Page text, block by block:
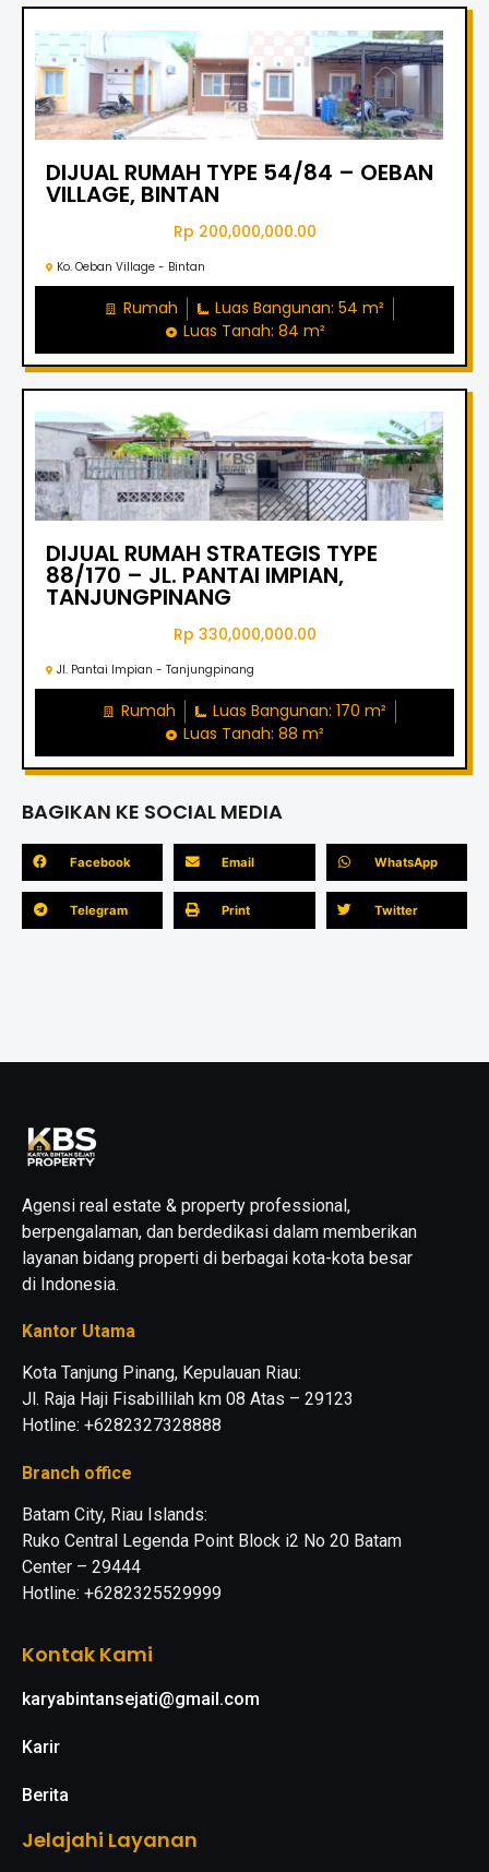
DIJUAL RUMAH TYPE 54/84 – OEBAN
VILLAGE, BINTAN
Rp 200,000,000.00
Ko. Oeban Village - Bintan
Rumah
Luas Bangunan: 54 m²
Luas Tanah: 84 m²
DIJUAL RUMAH STRATEGIS TYPE
88/170 – JL. PANTAI IMPIAN,
TANJUNGPINANG
Rp 330,000,000.00
Jl. Pantai Impian - Tanjungpinang
Rumah
Luas Bangunan: 170 m²
Luas Tanah: 88 m²
BAGIKAN KE SOCIAL MEDIA
Facebook Email WhatsApp
Telegram Print Twitter
Agensi real estate & property professional,
berpengalaman, dan berdedikasi dalam memberikan
layanan bidang properti di berbagai kota-kota besar
di Indonesia.
Kantor Utama
Kota Tanjung Pinang, Kepulauan Riau:
Jl. Raja Haji Fisabillilah km 08 Atas – 29123
Hotline: +6282327328888
Branch office
Batam City, Riau Islands:
Ruko Central Legenda Point Block i2 No 20 Batam
Center – 29444
Hotline: +6282325529999
Kontak Kami
karyabintansejati@gmail.com
Karir
Berita
Jelajahi Layanan